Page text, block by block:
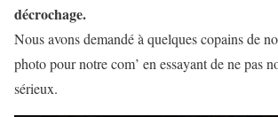
décrochage.
Nous avons demandé à quelques copains de
photo pour notre com’ en essayant de ne pas
sérieux.